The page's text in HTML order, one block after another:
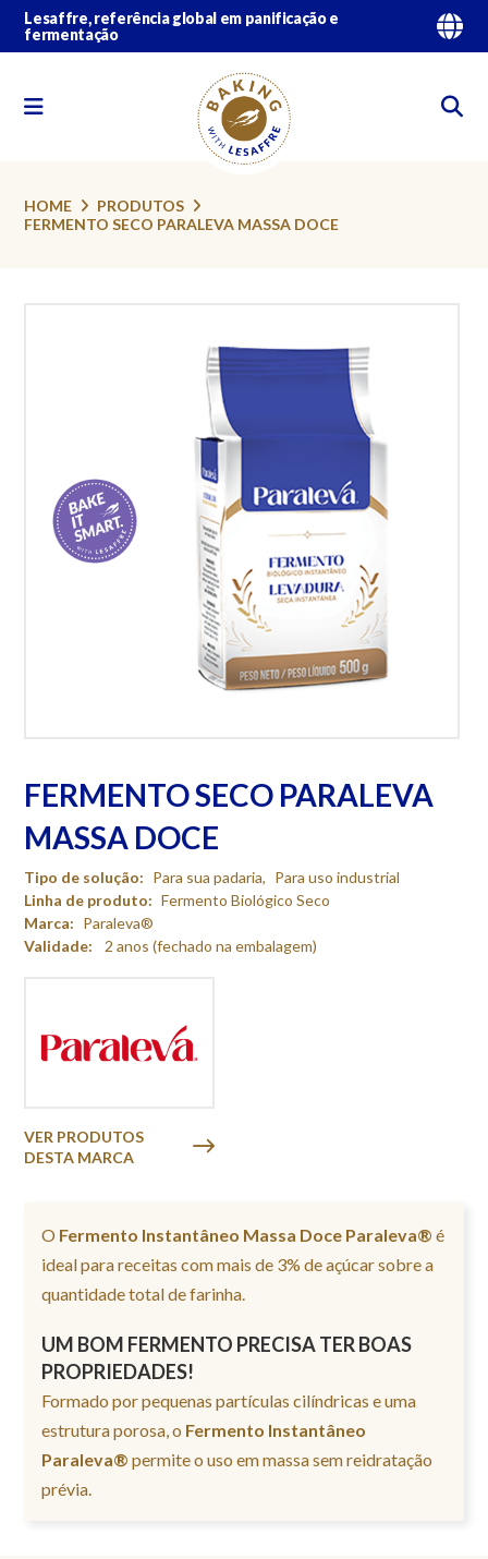
Lesaffre, referência global em panificação e
fermentação
HOME
PRODUTOS
FERMENTO SECO PARALEVA MASSA DOCE
FERMENTO SECO PARALEVA
MASSA DOCE
Tipo de solução: Para sua padaria, Para uso industrial
Linha de produto: Fermento Biológico Seco
Marca: Paraleva®
Validade:
2 anos (fechado na embalagem)
VER PRODUTOS
DESTA MARCA
O Fermento Instantâneo Massa Doce Paraleva® é
ideal para receitas com mais de 3% de açúcar sobre a
quantidade total de farinha.
UM BOM FERMENTO PRECISA TER BOAS
PROPRIEDADES!
Formado por pequenas partículas cilíndricas e uma
estrutura porosa, o Fermento Instantâneo
Paraleva® permite o uso em massa sem reidratação
prévia.